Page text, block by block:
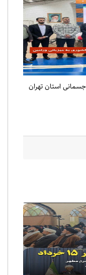
استان تهران